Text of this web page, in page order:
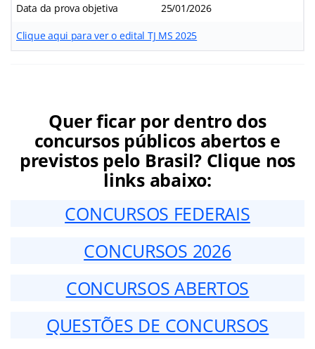
Data da prova objetiva 25/01/2026
Clique aqui para ver o edital TJ MS 2025
Quer ficar por dentro dos
concursos públicos abertos e
previstos pelo Brasil? Clique nos
links abaixo:
CONCURSOS FEDERAIS
CONCURSOS 2026
CONCURSOS ABERTOS
QUESTÕES DE CONCURSOS